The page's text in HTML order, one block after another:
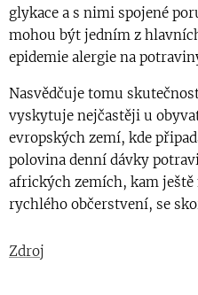
glykace a s nimi spojené
mohou být jedním z
epidemie alergie na
Nasvědčuje tomu
vyskytuje nejčastěji u
evropských zemí, kde
polovina denní dávky
afrických zemích, kam
rychlého občerstvení, se
Zdroj